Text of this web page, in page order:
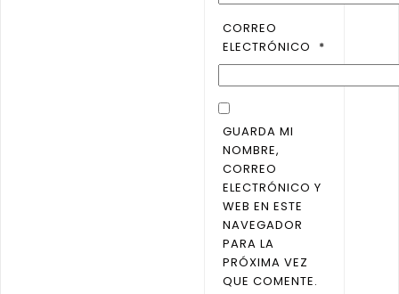
CORREO
ELECTRÓNICO
*
GUARDA MI
NOMBRE,
CORREO
ELECTRÓNICO Y
WEB EN ESTE
NAVEGADOR
PARA LA
PRÓXIMA VEZ
QUE COMENTE.